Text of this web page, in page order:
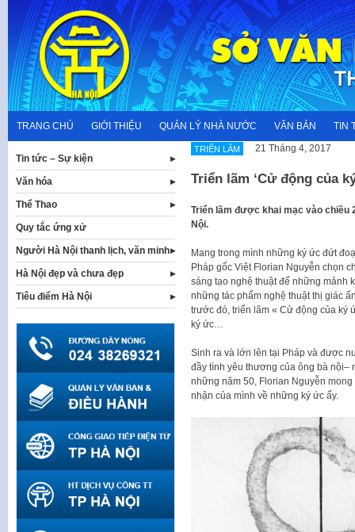
content
TRANG CHỦ GIỚI THIỆU QUẢN LÝ NHÀ NƯỚC VĂN BẢN TIN
TRIỂN LÃM 21 Tháng 4, 2017
Triển lãm ‘Cử động của
Triển lãm được khai mạc vào chiều
Nội.
Mang trong mình những ký ức đứt
Pháp gốc Việt Florian Nguyễn chọn
sáng tạo nghệ thuật để những mảnh
những tác phẩm nghệ thuật thị giác
trước đó, triển lãm « Cử động của ký
ký ức…
Sinh ra và lớn lên tại Pháp và được
đầy tình yêu thương của ông bà
những năm 50, Florian Nguyễn
nhận của mình về những ký ức ấy.
Tin tức – Sự kiện
Văn hóa
Thể Thao
Quy tắc ứng xử
Người Hà Nội thanh lịch, văn minh
Hà Nội đẹp và chưa đẹp
Tiêu điểm Hà Nội